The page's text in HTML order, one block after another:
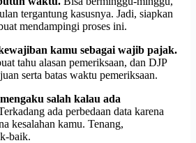
tergantung kasusnya. Jadi, siapkan
mendampingi proses ini.
kamu sebagai wajib pajak.
tahu alasan pemeriksaan, dan DJP
serta batas waktu pemeriksaan.
salah kalau ada
ada perbedaan data karena
kesalahan kamu. Tenang,
baik.